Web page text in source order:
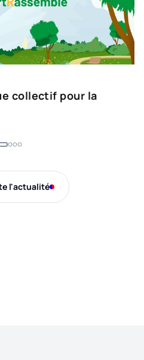
collectif pour la
l'actualité